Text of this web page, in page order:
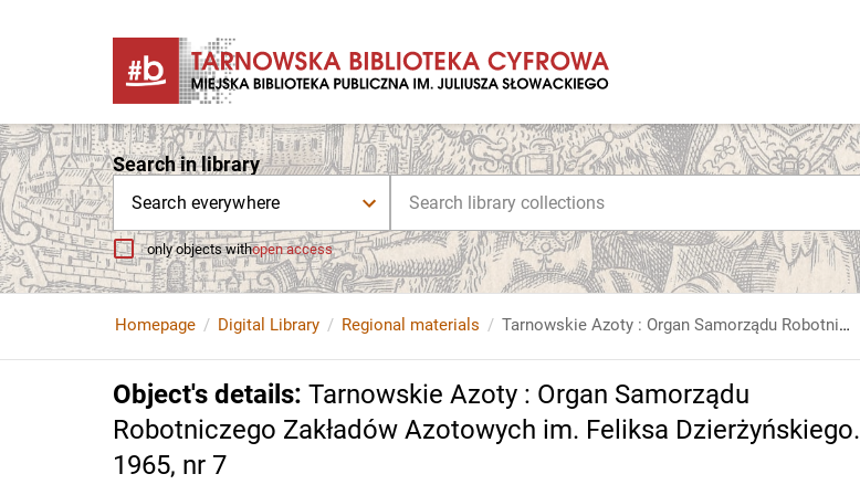
Search in library
Search everywhere
only objects withopen access
Homepage Digital Library Regional materials Tarnowskie Azoty : Organ Samorządu Robotniczego Zakładów Azotowych im. Feliksa Dzierżyńskiego. 1965, nr 7
Object's details: Tarnowskie Azoty : Organ Samorządu
Robotniczego Zakładów Azotowych im. Feliksa Dzierżyńskiego.
1965, nr 7